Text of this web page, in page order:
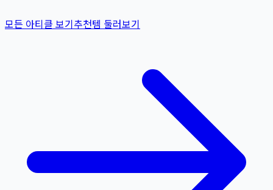
모든 아티클 보기추천템 둘러보기